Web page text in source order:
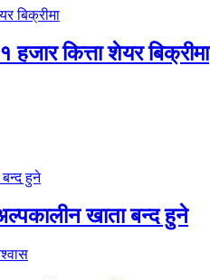
कित्ता शेयर बिक्रीमा
खाता बन्द हुने